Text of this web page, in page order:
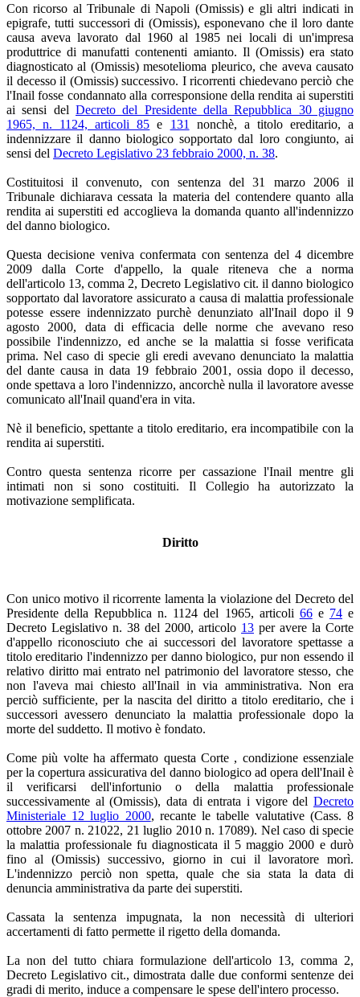
Con ricorso al Tribunale di Napoli (Omissis) e gli altri indicati in
epigrafe, tutti successori di (Omissis), esponevano che il loro dante
causa aveva lavorato dal 1960 al 1985 nei locali di un'impresa
produttrice di manufatti contenenti amianto. Il (Omissis) era stato
diagnosticato al (Omissis) mesotelioma pleurico, che aveva causato
il decesso il (Omissis) successivo. I ricorrenti chiedevano perciò che
l'Inail fosse condannato alla corresponsione della rendita ai superstiti
ai sensi del Decreto del Presidente della Repubblica 30 giugno
1965, n. 1124, articoli 85 e 131
nonchè, a titolo ereditario, a
indennizzare il danno biologico sopportato dal loro congiunto, ai
sensi del Decreto Legislativo 23 febbraio 2000, n. 38.
Costituitosi il convenuto, con sentenza del 31 marzo 2006 il
Tribunale dichiarava cessata la materia del contendere quanto alla
rendita ai superstiti ed accoglieva la domanda quanto all'indennizzo
del danno biologico.
Questa decisione veniva confermata con sentenza del 4 dicembre
2009 dalla Corte d'appello, la quale riteneva che a norma
dell'articolo 13, comma 2, Decreto Legislativo cit. il danno biologico
sopportato dal lavoratore assicurato a causa di malattia professionale
potesse essere indennizzato purchè denunziato all'Inail dopo il 9
agosto 2000, data di efficacia delle norme che avevano reso
possibile l'indennizzo, ed anche se la malattia si fosse verificata
prima. Nel caso di specie gli eredi avevano denunciato la malattia
del dante causa in data 19 febbraio 2001, ossia dopo il decesso,
onde spettava a loro l'indennizzo, ancorchè nulla il lavoratore avesse
comunicato all'Inail quand'era in vita.
Nè il beneficio, spettante a titolo ereditario, era incompatibile con la
rendita ai superstiti.
Contro questa sentenza ricorre per cassazione l'Inail mentre gli
intimati non si sono costituiti. Il Collegio ha autorizzato la
motivazione semplificata.
Diritto
Con unico motivo il ricorrente lamenta la violazione del Decreto del
Presidente della Repubblica n. 1124 del 1965, articoli 66e 74e
Decreto Legislativo n. 38 del 2000, articolo 13 per avere la Corte
d'appello riconosciuto che ai successori del lavoratore spettasse a
titolo ereditario l'indennizzo per danno biologico, pur non essendo il
relativo diritto mai entrato nel patrimonio del lavoratore stesso, che
non l'aveva mai chiesto all'Inail in via amministrativa. Non era
perciò sufficiente, per la nascita del diritto a titolo ereditario, che i
successori avessero denunciato la malattia professionale dopo la
morte del suddetto. Il motivo è fondato.
Come più volte ha affermato questa Corte , condizione essenziale
per la copertura assicurativa del danno biologico ad opera dell'Inail è
il verificarsi dell'infortunio o della malattia professionale
successivamente al (Omissis), data di entrata i vigore del Decreto
Ministeriale 12 luglio 2000, recante le tabelle valutative (Cass. 8
ottobre 2007 n. 21022, 21 luglio 2010 n. 17089). Nel caso di specie
la malattia professionale fu diagnosticata il 5 maggio 2000 e durò
fino al (Omissis) successivo, giorno in cui il lavoratore morì.
L'indennizzo perciò non spetta, quale che sia stata la data di
denuncia amministrativa da parte dei superstiti.
Cassata la sentenza impugnata, la non necessità di ulteriori
accertamenti di fatto permette il rigetto della domanda.
La non del tutto chiara formulazione dell'articolo 13, comma 2,
Decreto Legislativo cit., dimostrata dalle due conformi sentenze dei
gradi di merito, induce a compensare le spese dell'intero processo.